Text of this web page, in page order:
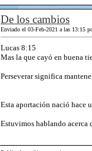
De los cambios
Enviado el 03-Feb-2021 a las 13:15
Lucas 8:15
Mas la que cayó en buena
Perseverar significa
Esta aportación nació hace
Estuvimos hablando acerca